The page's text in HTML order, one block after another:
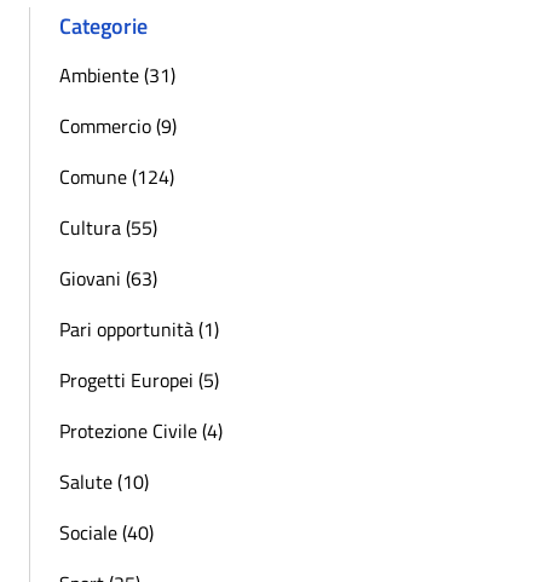
Categorie
Ambiente (31)
Commercio (9)
Comune (124)
Cultura (55)
Giovani (63)
Pari opportunità (1)
Progetti Europei (5)
Protezione Civile (4)
Salute (10)
Sociale (40)